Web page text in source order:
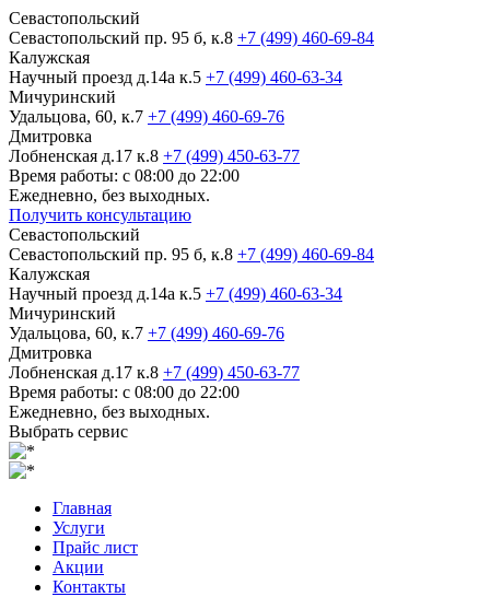
Севастопольский
Севастопольский пр. 95 б, к.8 +7 (499) 460-69-84
Калужская
Научный проезд д.14а к.5 +7 (499) 460-63-34
Мичуринский
Удальцова, 60, к.7 +7 (499) 460-69-76
Дмитровка
Лобненская д.17 к.8 +7 (499) 450-63-77
Время работы: с 08:00 до 22:00
Ежедневно, без выходных.
Получить консультацию
Севастопольский
Севастопольский пр. 95 б, к.8 +7 (499) 460-69-84
Калужская
Научный проезд д.14а к.5 +7 (499) 460-63-34
Мичуринский
Удальцова, 60, к.7 +7 (499) 460-69-76
Дмитровка
Лобненская д.17 к.8 +7 (499) 450-63-77
Время работы: с 08:00 до 22:00
Ежедневно, без выходных.
Выбрать сервис
Главная
Услуги
Прайс лист
Акции
Контакты